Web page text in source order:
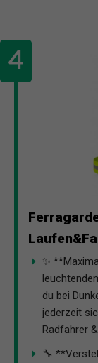
✨
du bei
jederzeit
Radfahrer
🔧